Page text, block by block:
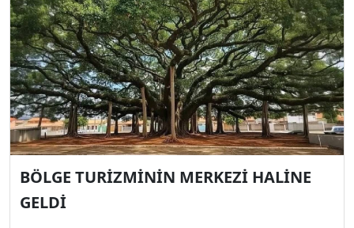
BÖLGE TURİZMİNİN MERKEZİ HALİNE
GELDİ